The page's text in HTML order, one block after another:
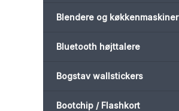
Blendere og køkkenmaskiner
Bluetooth højttalere
Bogstav wallstickers
Bootchip / Flashkort